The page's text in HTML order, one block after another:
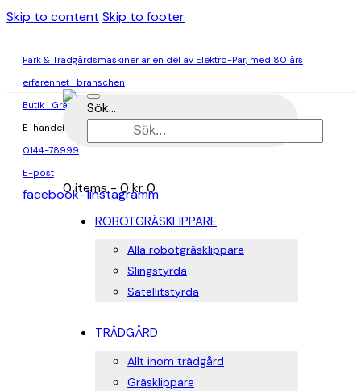
Skip to content Skip to footer
Park & Trädgårdsmaskiner är en del av Elektro-Pär, med 80 års
erfarenhet i branschen
Butik i Gränna & Ödeshög
E-handel
0144-78999
E-post
facebook-1instagramm
Sök...
0 items - 0 kr0
ROBOTGRÄSKLIPPARE
Alla robotgräsklippare
Slingstyrda
Satellitstyrda
TRÄDGÅRD
Allt inom trädgård
Gräsklippare